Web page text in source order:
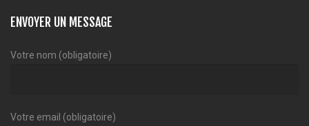
ENVOYER UN MESSAGE
Votre nom (obligatoire)
Votre email (obligatoire)